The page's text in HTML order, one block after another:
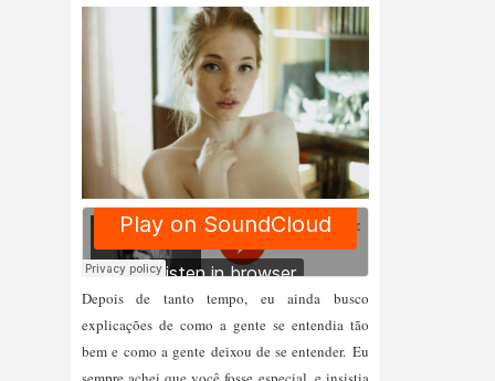
Depois de tanto tempo, eu ainda busco
explicações de como a gente se entendia tão
bem e como a gente deixou de se entender. Eu